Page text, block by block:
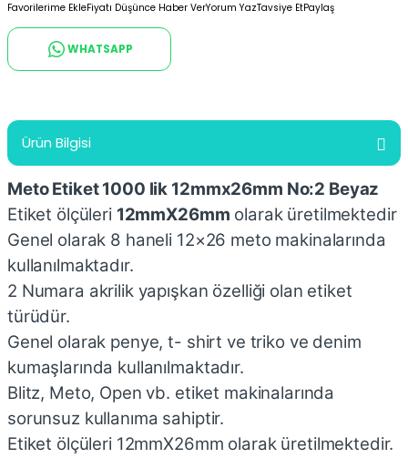
Fiyatı Düşünce Haber VerYorum YazTavsiye EtPaylaş
WHATSAPP
Ürün Bilgisi
Meto Etiket 1000 lik 12mmx26mm No:2 Beyaz
Etiket ölçüleri 12mmX26mm olarak üretilmektedir
Genel olarak 8 haneli 12×26 meto makinalarında
kullanılmaktadır.
2 Numara akrilik yapışkan özelliği olan etiket
türüdür.
Genel olarak penye, t- shirt ve triko ve denim
kumaşlarında kullanılmaktadır.
Blitz, Meto, Open vb. etiket makinalarında
sorunsuz kullanıma sahiptir.
Etiket ölçüleri 12mmX26mm olarak üretilmektedir.